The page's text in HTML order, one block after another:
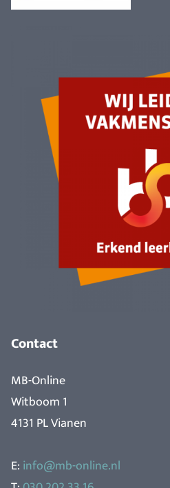
Contact
MB-Online
Witboom 1
4131 PL Vianen
E: info@mb-online.nl